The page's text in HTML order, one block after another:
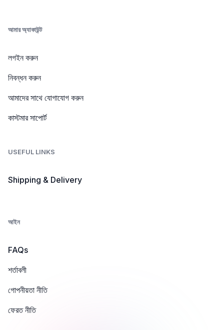
আমার অ্যাকাউন্ট
লগইন করুন
নিবন্ধন করুন
আমাদের সাথে যোগাযোগ করুন
কাস্টমার সাপোর্ট
USEFUL LINKS
Shipping & Delivery
আইন
FAQs
শর্তাবলী
গোপনীয়তা নীতি
ফেরত নীতি